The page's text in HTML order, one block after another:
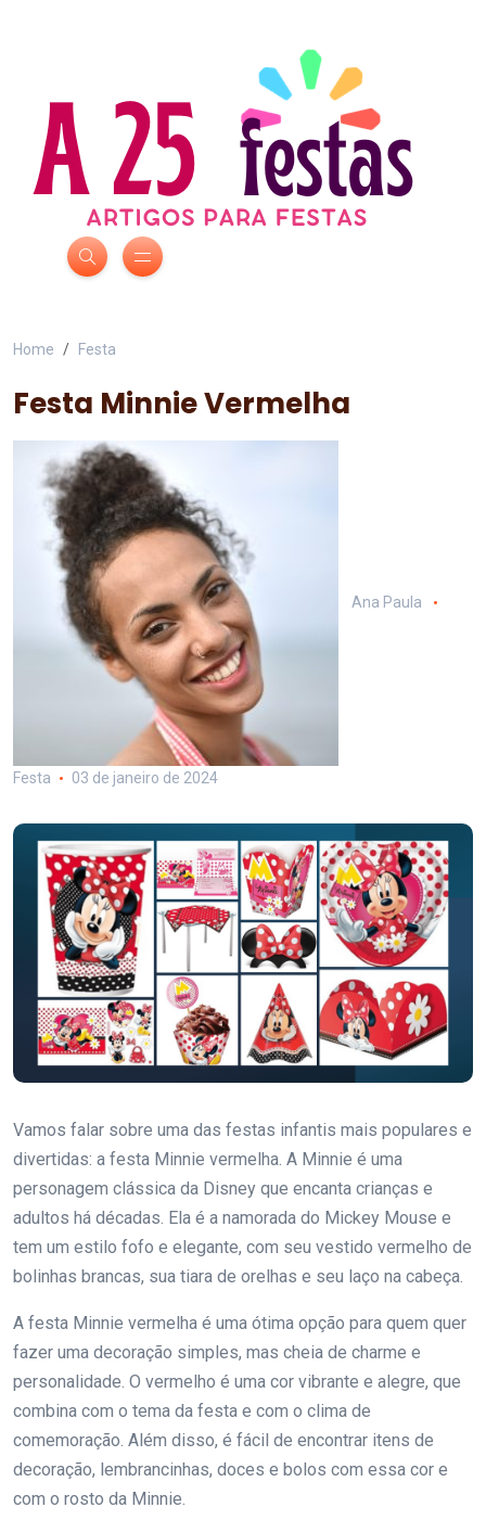
Home Festa
Festa Minnie Vermelha
Ana Paula
Festa 03 de janeiro de 2024
Vamos falar sobre uma das festas infantis mais populares e
divertidas: a festa Minnie vermelha. A Minnie é uma
personagem clássica da Disney que encanta crianças e
adultos há décadas. Ela é a namorada do Mickey Mouse e
tem um estilo fofo e elegante, com seu vestido vermelho de
bolinhas brancas, sua tiara de orelhas e seu laço na cabeça.
A festa Minnie vermelha é uma ótima opção para quem quer
fazer uma decoração simples, mas cheia de charme e
personalidade. O vermelho é uma cor vibrante e alegre, que
combina com o tema da festa e com o clima de
comemoração. Além disso, é fácil de encontrar itens de
decoração, lembrancinhas, doces e bolos com essa cor e
com o rosto da Minnie.